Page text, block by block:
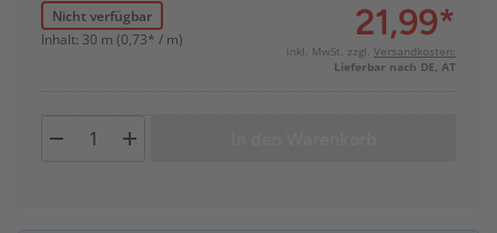
Nicht verfügbar
Inhalt: 30 m (0,73* / m)
21,99*
inkl. MwSt. zzgl. Versandkosten:
Lieferbar nach DE, AT